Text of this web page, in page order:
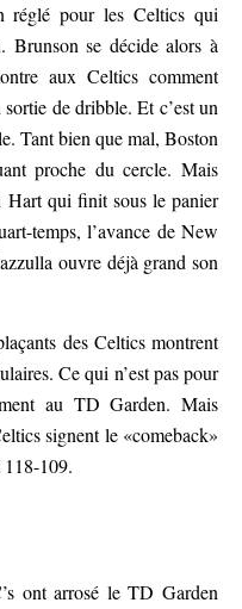
réglé pour les Celtics qui
Brunson se décide alors à
aux Celtics comment
de dribble. Et c’est un
Tant bien que mal, Boston
proche du cercle. Mais
Hart qui finit sous le panier
temps, l’avance de New
ouvre déjà grand son
des Celtics montrent
Ce qui n’est pas pour
au TD Garden. Mais
signent le «comeback»
118-109.
ont arrosé le TD Garden